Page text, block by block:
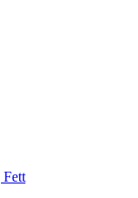
Fett